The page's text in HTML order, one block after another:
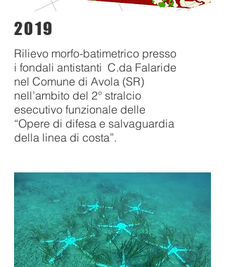
2019
Rilievo morfo-batimetrico presso
i fondali antistanti C.da Falaride
nel Comune di Avola (SR)
nell’ambito del 2° stralcio
esecutivo funzionale delle
“Opere di difesa e salvaguardia
della linea di costa”.